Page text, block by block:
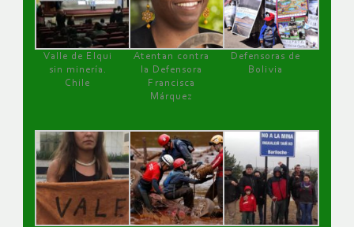
Valle de Elqui
sin minería.
Chile
Atentan contra
la Defensora
Francisca
Márquez
Defensoras de
Bolivia